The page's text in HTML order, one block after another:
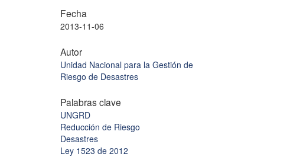
Fecha
2013-11-06
Autor
Unidad Nacional para la Gestión de
Riesgo de Desastres
Palabras clave
UNGRD
Reducción de Riesgo
Desastres
Ley 1523 de 2012